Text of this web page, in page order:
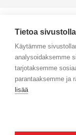
Yhteystiedot
Selaa tuotteita
Maksa turvallisesti
Tietoa
Käytämme
analysoidaksemme
tarjotaksemme
parantaaksemme ja
lisää